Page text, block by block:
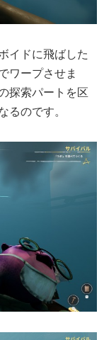
イドに飛ばした
ワープさせま
探索パートを区
のです。